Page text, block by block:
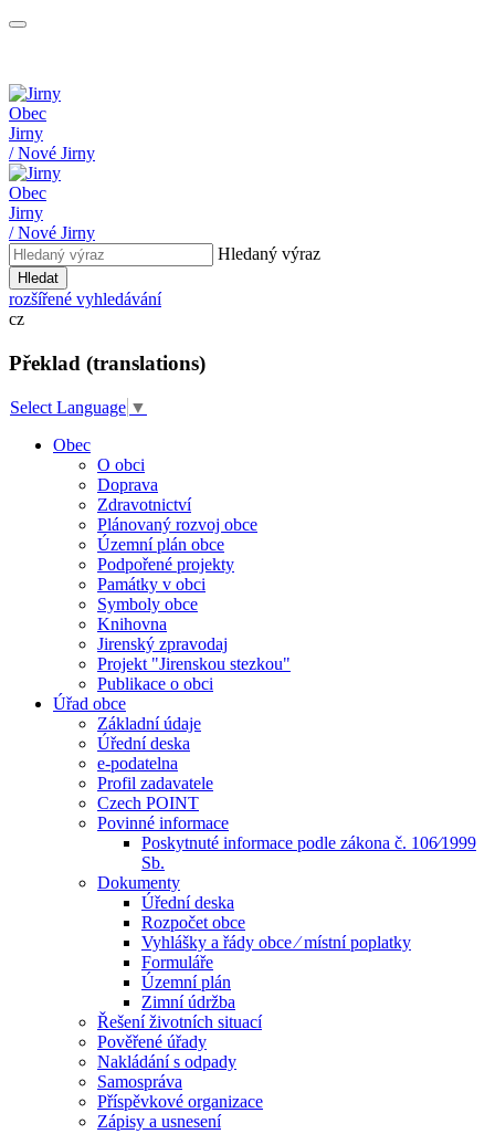
Obec
Jirny
/ Nové Jirny
Obec
Jirny
/ Nové Jirny
Hledaný výraz
Hledat
rozšířené vyhledávání
cz
Překlad (translations)
Select Language ▼
Obec
O obci
Doprava
Zdravotnictví
Plánovaný rozvoj obce
Územní plán obce
Podpořené projekty
Památky v obci
Symboly obce
Knihovna
Jirenský zpravodaj
Projekt "Jirenskou stezkou"
Publikace o obci
Úřad obce
Základní údaje
Úřední deska
e-podatelna
Profil zadavatele
Czech POINT
Povinné informace
Poskytnuté informace podle zákona č. 106⁄1999
Sb.
Dokumenty
Úřední deska
Rozpočet obce
Vyhlášky a řády obce ⁄ místní poplatky
Formuláře
Územní plán
Zimní údržba
Řešení životních situací
Pověřené úřady
Nakládání s odpady
Samospráva
Příspěvkové organizace
Zápisy a usnesení